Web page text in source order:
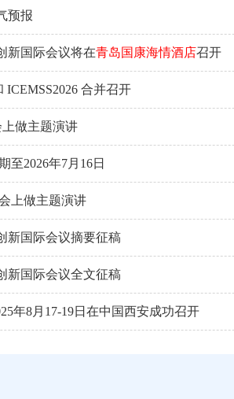
预报
新国际会议将在青岛国康海情酒店召开
ICEMSS2026 合并召开
上做主题演讲
至2026年7月16日
上做主题演讲
新国际会议摘要征稿
新国际会议全文征稿
年8月17-19日在中国西安成功召开